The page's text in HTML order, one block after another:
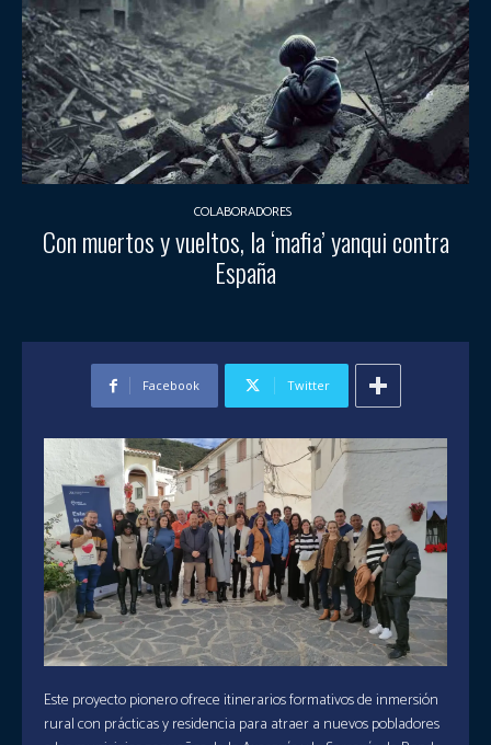
COLABORADORES
Con muertos y vueltos, la ‘mafia’ yanqui contra
España
Facebook Twitter
Este proyecto pionero ofrece itinerarios formativos de inmersión
rural con prácticas y residencia para atraer a nuevos pobladores